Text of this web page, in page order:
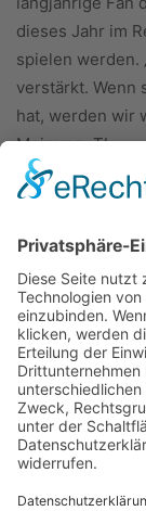
dieses Jahr im
spielen werden.
verstärkt. Wenn
hat, werden wir
Meinung.TI
Carsten